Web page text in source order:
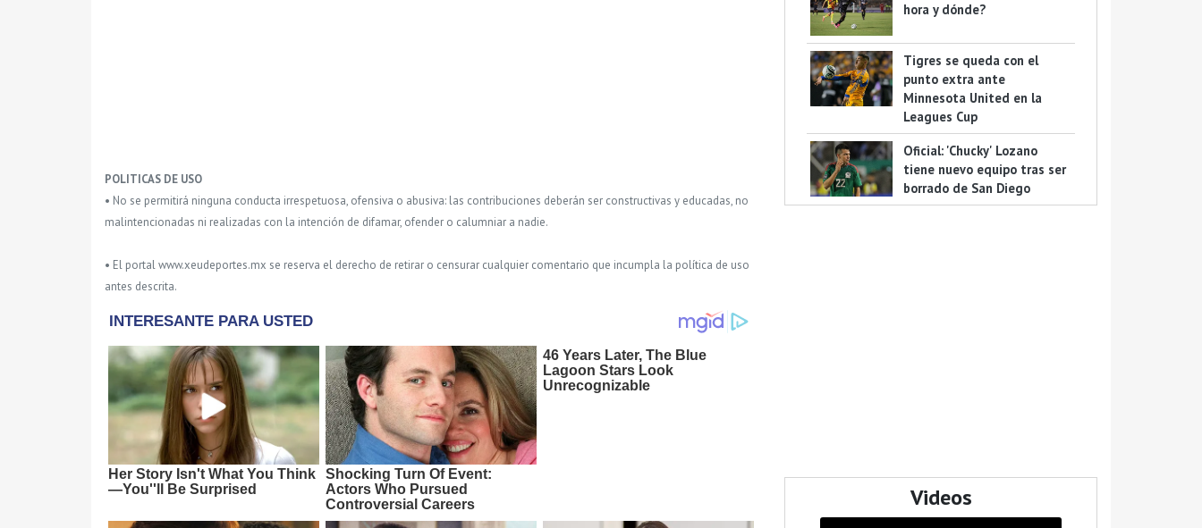
POLITICAS DE USO
• No se permitirá ninguna conducta irrespetuosa, ofensiva o abusiva: las contribuciones deberán ser constructivas y educadas, no
malintencionadas ni realizadas con la intención de difamar, ofender o calumniar a nadie.
• El portal www.xeudeportes.mx se reserva el derecho de retirar o censurar cualquier comentario que incumpla la política de uso
antes descrita.
hora y dónde?
Tigres se queda con el
punto extra ante
Minnesota United en la
Leagues Cup
Oficial: 'Chucky' Lozano
tiene nuevo equipo tras ser
borrado de San Diego
Videos